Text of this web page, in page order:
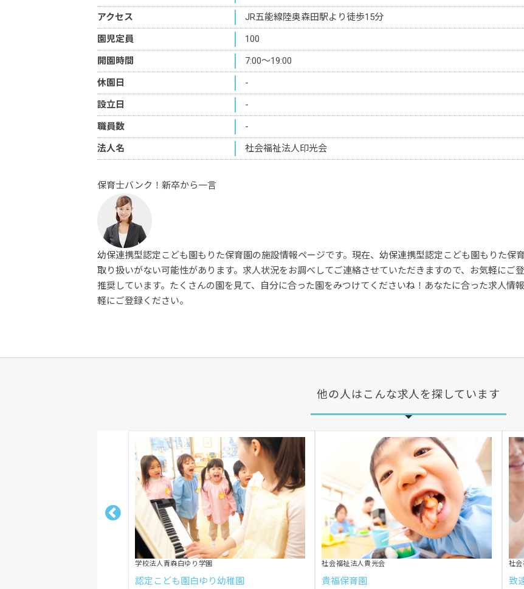
アクセス
JR五能線陸奥森田駅より徒歩15分
園児定員
100
開園時間
7:00～19:00
休園日
-
設立日
-
職員数
-
法人名
社会福祉法人印光会
保育士バンク！新卒から一言
幼保連携型認定こども園もりた保育園の施設情報ページです。現在、幼保連携型認定こども園もりた保
取り扱いがない可能性があります。求人状況をお調べしてご連絡させていただきますので、お気軽にご
推奨しています。たくさんの園を見て、自分に合った園をみつけてくださいね！あなたに合った求人情
軽にご登録ください。
他の人はこんな求人を探しています
社会福祉法人恵友会
認定こども園根岸保育園
社会福祉法人いとし子会
認定こども園南売市保育園
社
高